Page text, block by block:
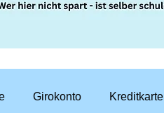
Girokonto Kreditkarte